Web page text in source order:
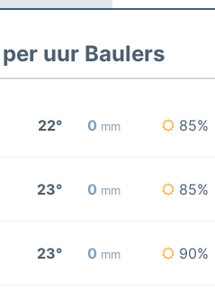
uur Baulers
22° 0 mm 85%
23° 0 mm 85%
23° 0 mm 90%